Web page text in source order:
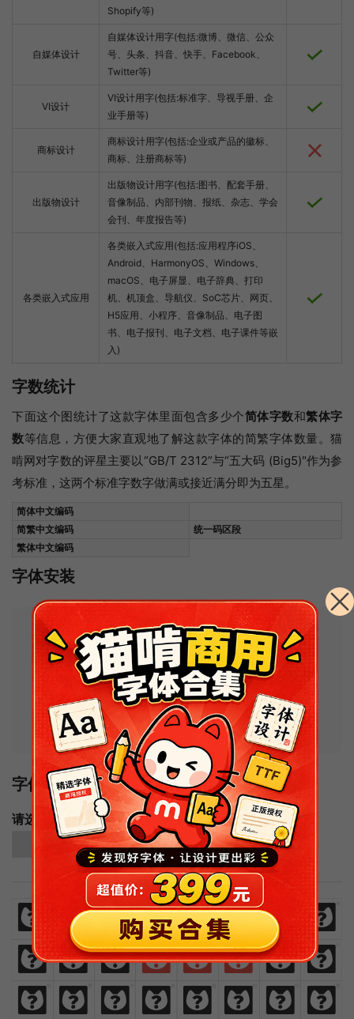
Shopify等)
自媒体设计
自媒体设计用字(包括:微博、微信、公众
号、头条、抖音、快手、Facebook、
Twitter等)
VI设计
VI设计用字(包括:标准字、导视手册、企
业手册等)
商标设计
商标设计用字(包括:企业或产品的徽标、
商标、注册商标等)
出版物设计
出版物设计用字(包括:图书、配套手册、
音像制品、内部刊物、报纸、杂志、学会
会刊、年度报告等)
各类嵌入式应用
各类嵌入式应用(包括:应用程序iOS、
Android、HarmonyOS、Windows、
macOS、电子屏显、电子辞典、打印
机、机顶盒、导航仪、SoC芯片、网页、
H5应用、小程序、音像制品、电子图
书、电子报刊、电子文档、电子课件等嵌
入)
字数统计
下面这个图统计了这款字体里面包含多少个简体字数和繁体字
数等信息，方便大家直观地了解这款字体的简繁字体数量。猫
啃网对字数的评星主要以“GB/T 2312”与“五大码 (Big5)"作为参
考标准，这两个标准字数字做满或接近满分即为五星。
简体中文编码
简繁中文编码
统一码区段
繁体中文编码
字体安装
Tips：如果安装后在软件中找不到字体的
话，请尝试搜索其可能的名称。如果你不会
安装字体或安装字体过程中出现问题，可以
查看常见问题及解决办法。
字体样例
请选择字体字重进行预览：
简体中文样例
免 费
费 商 业
业 汉
汉 语 字 体
体
欢 迎 来 猫 啃 网 设 计
热 爱 与 执 着 时 间 里